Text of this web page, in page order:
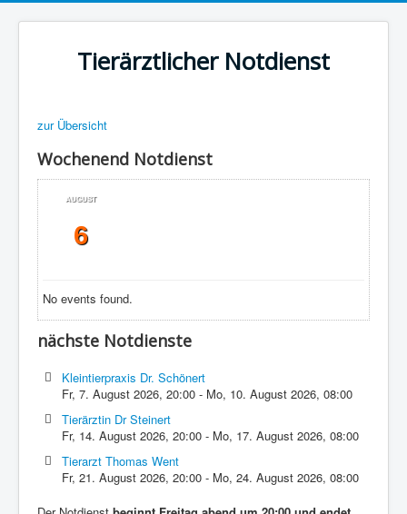
Tierärztlicher Notdienst
zur Übersicht
Wochenend Notdienst
AUGUST
6
No events found.
nächste Notdienste
Kleintierpraxis Dr. Schönert
Fr, 7. August 2026,20:00 - Mo, 10. August 2026,08:00
Tierärztin Dr Steinert
Fr, 14. August 2026,20:00 - Mo, 17. August 2026,08:00
Tierarzt Thomas Went
Fr, 21. August 2026,20:00 - Mo, 24. August 2026,08:00